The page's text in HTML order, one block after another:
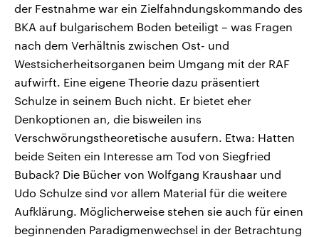
der Festnahme war ein Zielfahndungskommando des
BKA auf bulgarischem Boden beteiligt – was Fragen
nach dem Verhältnis zwischen Ost- und
Westsicherheitsorganen beim Umgang mit der RAF
aufwirft. Eine eigene Theorie dazu präsentiert
Schulze in seinem Buch nicht. Er bietet eher
Denkoptionen an, die bisweilen ins
Verschwörungstheoretische ausufern. Etwa: Hatten
beide Seiten ein Interesse am Tod von Siegfried
Buback? Die Bücher von Wolfgang Kraushaar und
Udo Schulze sind vor allem Material für die weitere
Aufklärung. Möglicherweise stehen sie auch für einen
beginnenden Paradigmenwechsel in der Betrachtung